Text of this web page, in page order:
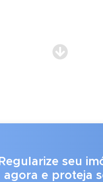
Regularize seu
agora e proteja